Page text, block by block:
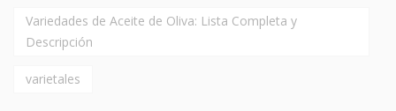
Variedades de Aceite de Oliva: Lista Completa y
Descripción
varietales